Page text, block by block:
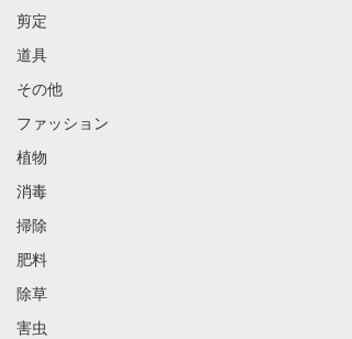
剪定
道具
その他
ファッション
植物
消毒
掃除
肥料
除草
害虫